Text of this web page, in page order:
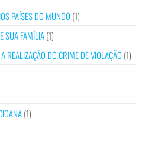
PAÍSES DO MUNDO (1)
SUA FAMÍLIA(1)
REALIZAÇÃO DO CRIME DE VIOLAÇÃO (1)
(1)